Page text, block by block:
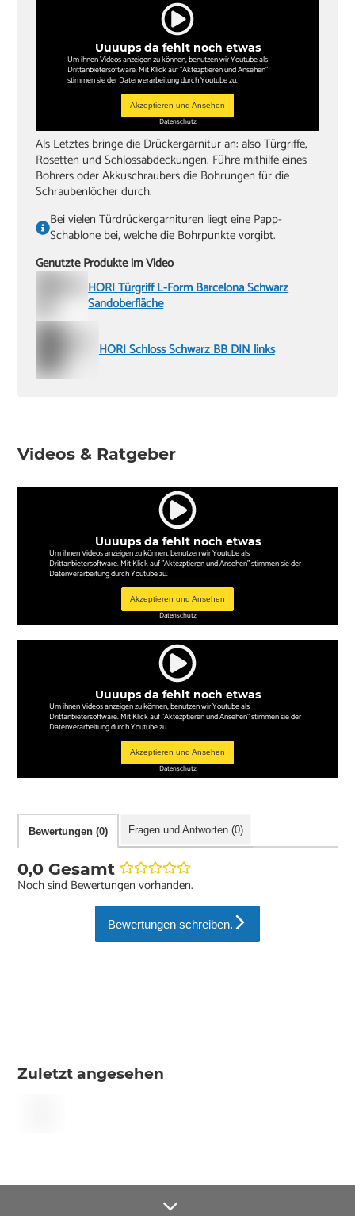
Uuuups da fehlt noch etwas
Um ihnen Videos anzeigen zu können, benutzen wir Youtube als
Drittanbietersoftware. Mit Klick auf "Aktezptieren und Ansehen"
stimmen sie der Datenverarbeitung durch Youtube zu.
Akzeptieren und Ansehen
Datenschutz
Als Letztes bringe die Drückergarnitur an: also Türgriffe,
Rosetten und Schlossabdeckungen. Führe mithilfe eines
Bohrers oder Akkuschraubers die Bohrungen für die
Schraubenlöcher durch.
Bei vielen Türdrückergarnituren liegt eine Papp-
Schablone bei, welche die Bohrpunkte vorgibt.
Genutzte Produkte im Video
HORI Türgriff L-Form Barcelona Schwarz
Sandoberfläche
HORI Schloss Schwarz BB DIN links
Videos & Ratgeber
Uuuups da fehlt noch etwas
Um ihnen Videos anzeigen zu können, benutzen wir Youtube als
Drittanbietersoftware. Mit Klick auf "Aktezptieren und Ansehen" stimmen sie der
Datenverarbeitung durch Youtube zu.
Akzeptieren und Ansehen
Datenschutz
Uuuups da fehlt noch etwas
Um ihnen Videos anzeigen zu können, benutzen wir Youtube als
Drittanbietersoftware. Mit Klick auf "Aktezptieren und Ansehen" stimmen sie der
Datenverarbeitung durch Youtube zu.
Akzeptieren und Ansehen
Datenschutz
Bewertungen (0) Fragen und Antworten (0)
0,0 Gesamt
Noch sind Bewertungen vorhanden.
Bewertungen schreiben.
Zuletzt angesehen